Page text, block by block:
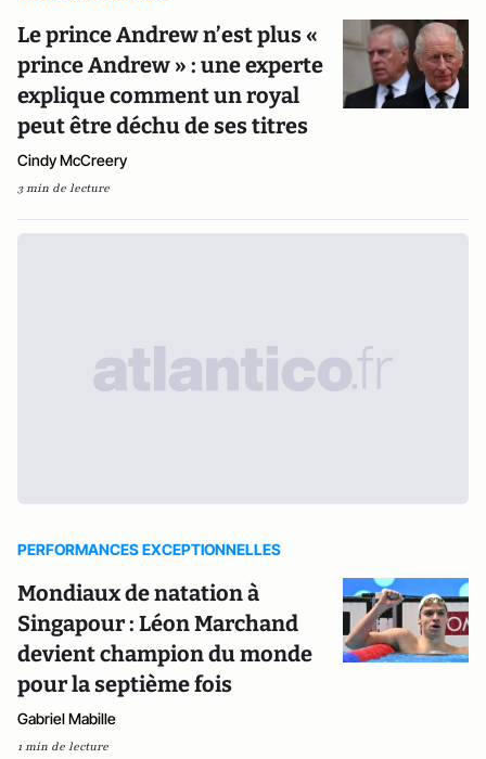
Le prince Andrew n’est plus «
prince Andrew » : une experte
explique comment un royal
peut être déchu de ses titres
Cindy McCreery
3 min de lecture
PERFORMANCES EXCEPTIONNELLES
Mondiaux de natation à
Singapour : Léon Marchand
devient champion du monde
pour la septième fois
Gabriel Mabille
1 min de lecture